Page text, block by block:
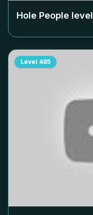
Hole People level
Level 485